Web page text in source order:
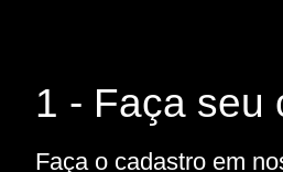
1 - Faça seu
Faça o cadastro em